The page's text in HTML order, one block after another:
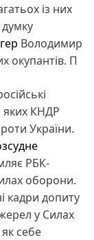
із них
Володимир
окупантів. П
яких КНДР
України.
РБК-
оборони.
кадри допиту
у Силах
себе